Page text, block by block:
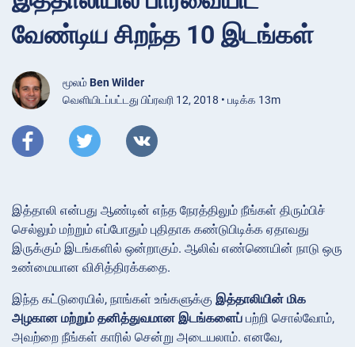
வேண்டிய சிறந்த 10 இடங்கள்
மூலம் Ben Wilder
வெளியிடப்பட்டது பிப்ரவரி 12, 2018 • படிக்க 13m
இத்தாலி என்பது ஆண்டின் எந்த நேரத்திலும் நீங்கள் திரும்பிச்
செல்லும் மற்றும் எப்போதும் புதிதாக கண்டுபிடிக்க ஏதாவது
இருக்கும் இடங்களில் ஒன்றாகும். ஆலிவ் எண்ணெயின் நாடு ஒரு
உண்மையான விசித்திரக்கதை.
இந்த கட்டுரையில், நாங்கள் உங்களுக்கு இத்தாலியின் மிக
அழகான மற்றும் தனித்துவமான இடங்களைப் பற்றி சொல்வோம்,
அவற்றை நீங்கள் காரில் சென்று அடையலாம். எனவே,